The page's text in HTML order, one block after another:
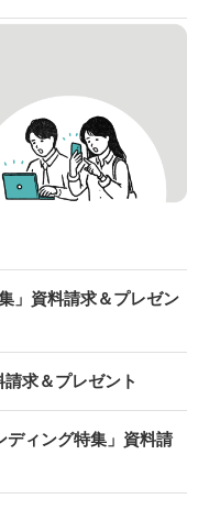
」資料請求＆プレゼン
求＆プレゼント
ディング特集」資料請